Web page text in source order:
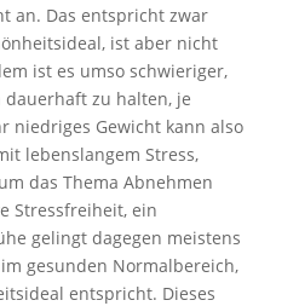
an. Das entspricht zwar
ist aber nicht
ist es umso schwieriger,
dauerhaft zu halten, je
niedriges Gewicht kann also
lebenslangem Stress,
das Thema Abnehmen
Stressfreiheit, ein
gelingt dagegen meistens
gesunden Normalbereich,
entspricht. Dieses